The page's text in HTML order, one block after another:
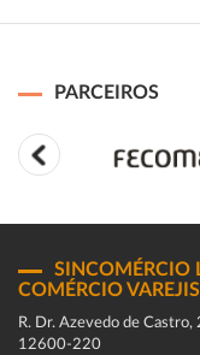
PARCEIROS
SINCOMÉRCIO
COMÉRCIO
R. Dr. Azevedo de
12600-220